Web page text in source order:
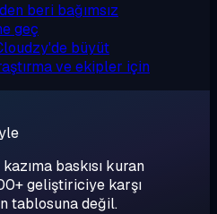
beri bağımsız
geç
büyüt
ve ekipler için
baskısı kuran
geliştiriciye karşı
tablosuna değil.